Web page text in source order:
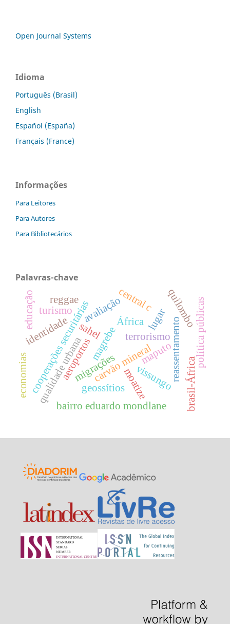
Open Journal Systems
Idioma
Português (Brasil)
English
Español (España)
Français (France)
Informações
Para Leitores
Para Autores
Para Bibliotecários
Palavras-chave
terrorismo
África
sahelmagrebe
migrações
cooperações securitáriascarvão mineral reassentamento
identidade lugar
moatize
vissungo
avaliação
qualidade urbana
bairro eduardo mondlane
geossítios
turismo
aeroportos maputo
central c quilombo
brasil-África
política públicas
educação reggae
economias